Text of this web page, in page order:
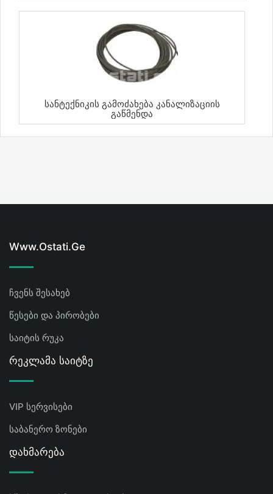
Სანტექნიკის Გამოძახება Კანალიზაციის
Გაწმენდა
Www.ostati.ge
ჩვენს შესახებ
წესები და პირობები
საიტის რუკა
Რეკლამა Საიტზე
VIP სერვისები
საბანერო ზონები
Დახმარება